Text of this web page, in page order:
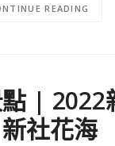
READING
| 2022
社花海